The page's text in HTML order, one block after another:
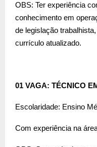
OBS: Ter experiência
conhecimento em
de legislação
currículo atualizado.
01 VAGA: TÉCNICO
Escolaridade: Ensino
Com experiência na